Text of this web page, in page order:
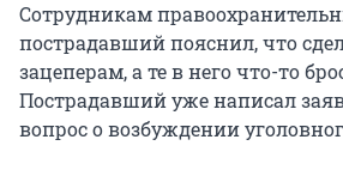
Сотрудникам
пострадавший пояснил, что
зацеперам, а те в него что-то
Пострадавший уже написал
вопрос о возбуждении